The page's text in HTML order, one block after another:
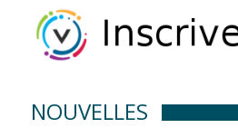
NOUVELLES